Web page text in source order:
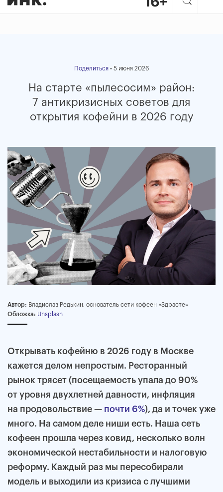
Поделиться • 5 июня 2026
На старте «пылесосим» район:
7 антикризисных советов для
открытия кофейни в 2026 году
Автор: Владислав Редькин, основатель сети кофеен «Здрасте»
Обложка: Unsplash
Открывать кофейню в 2026 году в Москве
кажется делом непростым. Ресторанный
рынок трясет (посещаемость упала до 90%
от уровня двухлетней давности, инфляция
на продовольствие — почти 6%), да и точек уже
много. На самом деле ниши есть. Наша сеть
кофеен прошла через ковид, несколько волн
экономической нестабильности и налоговую
реформу. Каждый раз мы пересобирали
модель и выходили из кризиса с лучшими